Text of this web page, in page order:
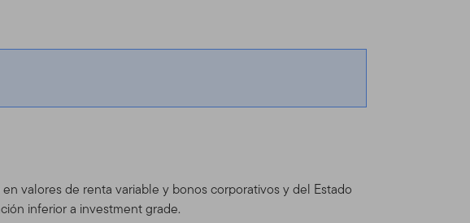
valores de renta variable y bonos corporativos y del Estado
inferior a investment grade.